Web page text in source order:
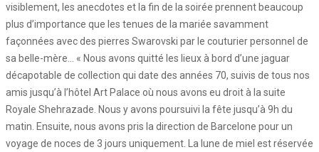
visiblement, les anecdotes et la fin de la soirée prennent beaucoup
plus d’importance que les tenues de la mariée savamment
façonnées avec des pierres Swarovski par le couturier personnel de
sa belle-mère… « Nous avons quitté les lieux à bord d’une jaguar
décapotable de collection qui date des années 70, suivis de tous nos
amis jusqu’à l’hôtel Art Palace où nous avons eu droit à la suite
Royale Shehrazade. Nous y avons poursuivi la fête jusqu’à 9h du
matin. Ensuite, nous avons pris la direction de Barcelone pour un
voyage de noces de 3 jours uniquement. La lune de miel est réservée